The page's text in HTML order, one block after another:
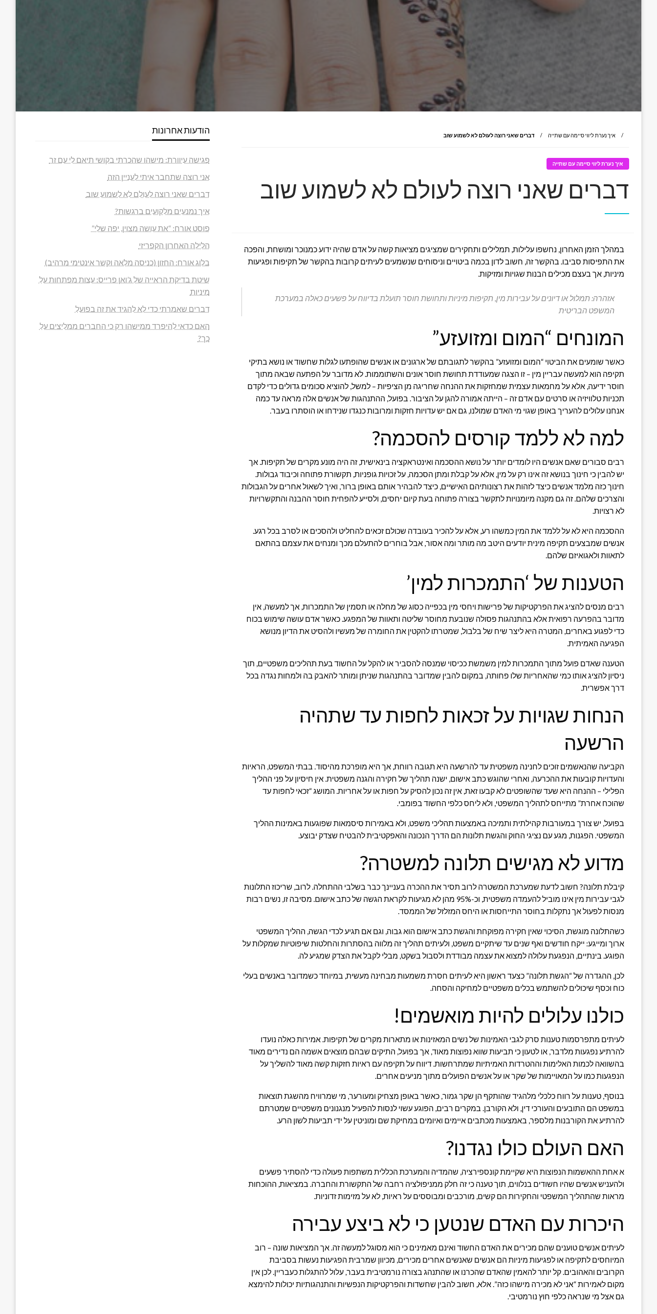
איך נערת ליווי סיימה עם שתייה דברים שאני רוצה לעולם לא לשמוע שוב
איך נערת ליווי סיימה עם שתייה
דברים שאני רוצה לעולם לא לשמוע שוב
במהלך הזמן האחרון, נחשפו עלילות, תמלילים ותחקירים שמציגים מציאות קשה על אדם שהיה ידוע כמנוכר ומושחת, והפכה
את התפיסות סביבו. בהקשר זה, חשוב לדון בכמה ביטויים וניסוחים שנשמעים לעיתים קרובות בהקשר של תקיפות ופגיעות
מיניות, אך בעצם מכילים הבנות שגויות ומזיקות.
אזהרה: תמלול או דיונים על עבירות מין, תקיפות מיניות ותחושת חוסר תועלת בדיווח על פשעים כאלה במערכת
המשפט הבריטית
המונחים “המום ומזועזע”
כאשר שומעים את הביטוי “המום ומזועזע” בהקשר לתגובתם של ארגונים או אנשים שהופתעו לגלות שחשוד או נושא בתיקי
תקיפה הוא למעשה עבריין מין – זו הצגה שמעודדת תחושת חוסר אונים והשתוממות. לא מדובר על הפתעה שבאה מתוך
חוסר ידיעה, אלא על מחמאות עצמית שמחזקות את ההנחה שחריגה מן הציפיות – למשל, להוציא סכומים גדולים כדי לקדם
תכניות טלוויזיה או סרטים עם אדם זה – הייתה אמורה להגן על הציבור. בפועל, ההתנהגות של אנשים אלה מראה עד כמה
אנחנו עלולים להעריך באופן שגוי מי האדם שמולנו, גם אם יש עדויות חזקות ומרובות כנגדו שנידחו או הוסתרו בעבר.
למה לא ללמד קורסים להסכמה?
רבים סבורים שאם אנשים היו לומדים יותר על נושא ההסכמה ואינטראקציה בינאישית, זה היה מונע מקרים של תקיפות. אך
יש להבין כי חינוך בנושא זה אינו רק על מין, אלא על קבלת ומתן הסכמה, על זכויות גופניות, תקשורת פתוחה וכיבוד גבולות.
חינוך כזה מלמד אנשים כיצד לזהות את רצונותיהם האישיים, כיצד להבהיר אותם באופן ברור, ואיך לשאול אחרים על הגבולות
והצרכים שלהם. זה גם מקנה מיומנויות לתקשר בצורה פתוחה בעת קיום יחסים, ולסייע להפחית חוסר ההבנה והתקשרויות
לא רצויות.
ההסכמה היא לא על ללמד את המין כמשהו רע, אלא על להכיר בעובדה שכולם זכאים להחליט ולהסכים או לסרב בכל רגע.
אנשים שמבצעים תקיפה מינית יודעים היטב מה מותר ומה אסור, אבל בוחרים להתעלם מכך ומנחים את עצמם בהתאם
לתאוות ולאגואיזם שלהם.
הטענות של ‘התמכרות למין’
רבים מנסים להציג את הפרקטיקות של פרישות ויחסי מין בכפייה כסוג של מחלה או תסמין של התמכרות, אך למעשה, אין
מדובר בהפרעה רפואית אלא בהתנהגות פסולה שנובעת מחוסר שליטה ותאוות של המפגע. כאשר אדם עושה שימוש בכוח
כדי לפגוע באחרים, המטרה היא ליצר שיח של בלבול, שמטרתו להקטין את החומרה של מעשיו ולהסיט את הדיון מנושא
הפגיעה האמיתית.
הטענה שאדם פועל מתוך התמכרות למין משמשת ככיסוי שמנסה להסביר או להקל על החשוד בעת תהליכים משפטיים, תוך
ניסיון להציג אותו כמי שהאחריות שלו פחותה, במקום להבין שמדובר בהתנהגות שניתן ומותר להאבק בה ולמחות נגדה בכל
דרך אפשרית.
הנחות שגויות על זכאות לחפות עד שתהיה
הרשעה
הקביעה שהנאשמים זוכים לחנינה משפטית עד להרשעה היא תגובה רווחת, אך היא מופרכת מהיסוד. בבתי המשפט, הראיות
והעדויות קובעות את ההכרעה, ואחרי שהוגש כתב אישום, ישנה תהליך של חקירה והגנה משפטית. אין חיסיון על פני ההליך
הפלילי – ההנחה היא שעד שהשופטים לא קבעו זאת, אין זה נכון להסיק על חפות או על אחריות. המושג “זכאי לחפות עד
שהוכח אחרת” מתייחס לתהליך המשפטי, ולא ליחס כלפי החשוד בפומבי.
בפועל, יש צורך במעורבות קהילתית ותמיכה באמצעות תהליכי משפט, ולא באמירות סיסמאות שפוגעות באמינות ההליך
המשפטי. הפגנות, מגע עם נציגי החוק והגשת תלונות הם הדרך הנכונה והאפקטיבית להבטיח שצדק יבוצע.
מדוע לא מגישים תלונה למשטרה?
קיבלת תלונה? חשוב לדעת שמערכת המשטרה לרוב תסיר את ההכרה בעניינך כבר בשלבי ההתחלה. לרוב, שריכוז התלונות
לגבי עבירות מין אינו מוביל להעמדה משפטית, וכ-95% מהן לא מגיעות לקראת הגשה של כתב אישום. מסיבה זו, נשים רבות
מנסות לפעול אך נתקלות בחוסר התייחסות או היחס המזלזל של הממסד.
כשהתלונה מוגשת, הסיכוי שאין חקירה מפוקחת והגשת כתב אישום הוא גבוה, וגם אם תגיע לכדי הגשה, ההליך המשפטי
ארוך ומייגע: ייקח חודשים ואף שנים עד שיתקיים משפט, ולעיתים תהליך זה מלווה בהסתרות והחלטות שיפוטיות שמקלות על
הפוגע. בינתיים, הנפגעת עלולה למצוא את עצמה מבודדת ולסבול בשקט, מבלי לקבל את הצדק שמגיע לה.
לכן, ההגדרה של “הגשת תלונה” כצעד ראשון היא לעיתים חסרת משמעות מבחינה מעשית, במיוחד כשמדובר באנשים בעלי
כוח וכסף שיכולים להשתמש בכלים משפטיים למחיקה והסחה.
כולנו עלולים להיות מואשמים!
לעיתים מתפרסמות טענות סרק לגבי האמינות של נשים המאזינות או מתארות מקרים של תקיפות. אמירות כאלה נועדו
להרתיע נפגעות מלדבר, או לטעון כי תביעות שווא נפוצות מאוד, אך בפועל, התיקים שבהם מוצאים אשמה הם נדירים מאוד
בהשוואה לכמות האלימות וההטרדות האמיתיות שמתרחשות. דיווח על תקיפה עם ראיות חזקות קשה מאוד להשליך על
הנפגעות כמו על המאויימות של שקר או על אנשים הפועלים מתוך מניעים אחרים.
בנוסף, טענות על רווח כלכלי מלהגיד שהותקף הן שקר גמור, כאשר באופן מצחיק ומעורער, מי שמרוויח מהשגת תוצאות
במשפט הם התובעים והעורכי דין, ולא הקורבן. במקרים רבים, הפוגע עשוי לנסות להפעיל מנגנונים משפטיים שמטרתם
להרתיע את הקורבנות מלספר, באמצעות מכתבים איימים ואיומים במחיקת שם ומוניטין על ידי תביעות לשון הרע.
האם העולם כולו נגדנו?
א אחת ההאשמות הנפוצות היא שקיימת קונספירציה, שהמדיה והמערכת הכללית משתפות פעולה כדי להסתיר פשעים
ולהעניש אנשים שהיו חשודים בנלווים, תוך טענה כי זה חלק ממניפולציה רחבה של התקשורת והחברה. במציאות, ההוכחות
מראות שהתהליך המשפטי והחקירות הם קשים, מורכבים ומבוססים על ראיות, לא על מזימות זדוניות.
היכרות עם האדם שנטען כי לא ביצע עבירה
לעיתים אנשים טוענים שהם מכירים את האדם החשוד ואינם מאמינים כי הוא מסוגל למעשה זה. אך המציאות שונה – רוב
המיוחסים לתקיפה או לפגיעות מיניות הם אנשים שאנשים אחרים מכירים, מכיוון שמרבית הפגיעות נעשות בסביבת
הקרובים והאהובים. קל יותר להאמין שהאדם שהכרנו או שהתנהג בצורה נורמטיבית בעבר, עלול להתגלות כעבריין. לכן אין
מקום לאמירות “אני לא מכירה מישהו כזה”. אלא, חשוב להבין שחשדות והפרקטיקות הנפשיות והתנהגותיות יכולות להימצא
גם אצל מי שנראה כלפי חוץ נורמטיבי.
הודעות אחרונות
פגישה עיוורת: מישהו שהכרתי בקושי תיאם לי עם זר
אני רוצה שתחבר איתי לעניין הזה
דברים שאני רוצה לעולם לא לשמוע שוב
איך נמנעים מלקועים ברגשות?
פוסט אורח: “את עושה מצוין, יפה שלי”
הלילה האחרון הקפריזי
בלוג אורח: החזון (כניסה מלאה וקשר אינטימי מרהיב)
שיטת בדיקת הראייה של ג’ואן פרייס: עצות מפתחות על
מיניות
דברים שאמרתי כדי לא להגיד את זה בפועל
האם כדאי להיפרד ממישהו רק כי החברים ממליצים על
כך?